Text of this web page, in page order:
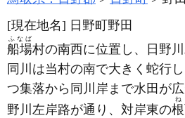
[現在地名] 日野町野田
船場
ふなば
村の南西に位置し、日野
同川は当村の南で大きく蛇行
つ集落から同川岸まで水田が
野川左岸路が通り、対岸東の
ね